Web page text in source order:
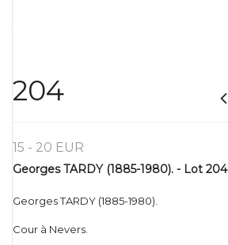
204
15 - 20 EUR
Georges TARDY (1885-1980). - Lot 204
Georges TARDY (1885-1980).
Cour à Nevers.